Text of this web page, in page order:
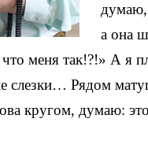
а она
меня так!?!» А я
слезки… Рядом
кругом, думаю: